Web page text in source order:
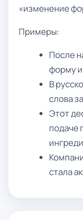
«изменение
Примеры:
После
форму
В
слова
Этот
подаче
стала